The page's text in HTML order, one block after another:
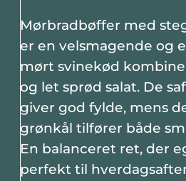
Mørbradbøffer med
er en velsmagende og
mørt svinekød
og let sprød salat. De
giver god fylde, mens
grønkål tilfører både
En balanceret ret, der
perfekt til